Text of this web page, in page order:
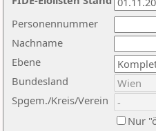
Nachname
Ebene
Personennummer
Bundesland
Spgem./Kreis/Verein
Nur